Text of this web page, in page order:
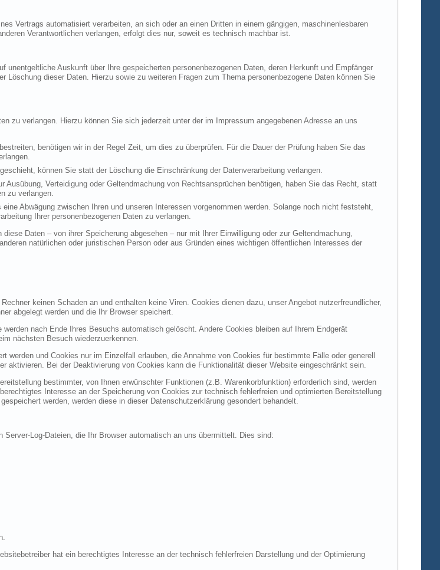
Vertrags automatisiert verarbeiten, an sich oder an einen Dritten in einem gängigen, maschinenlesbaren
Verantwortlichen verlangen, erfolgt dies nur, soweit es technisch machbar ist.
Auskunft über Ihre gespeicherten personenbezogenen Daten, deren Herkunft und Empfänger
dieser Daten. Hierzu sowie zu weiteren Fragen zum Thema personenbezogene Daten können Sie
zu verlangen. Hierzu können Sie sich jederzeit unter der im Impressum angegebenen Adresse an uns
benötigen wir in der Regel Zeit, um dies zu überprüfen. Für die Dauer der Prüfung haben Sie das
können Sie statt der Löschung die Einschränkung der Datenverarbeitung verlangen.
Verteidigung oder Geltendmachung von Rechtsansprüchen benötigen, haben Sie das Recht, statt
zu verlangen.
Abwägung zwischen Ihren und unseren Interessen vorgenommen werden. Solange noch nicht feststeht,
Ihrer personenbezogenen Daten zu verlangen.
Daten – von ihrer Speicherung abgesehen – nur mit Ihrer Einwilligung oder zur Geltendmachung,
natürlichen oder juristischen Person oder aus Gründen eines wichtigen öffentlichen Interesses der
keinen Schaden an und enthalten keine Viren. Cookies dienen dazu, unser Angebot nutzerfreundlicher,
abgelegt werden und die Ihr Browser speichert.
nach Ende Ihres Besuchs automatisch gelöscht. Andere Cookies bleiben auf Ihrem Endgerät
nächsten Besuch wiederzuerkennen.
und Cookies nur im Einzelfall erlauben, die Annahme von Cookies für bestimmte Fälle oder generell
Bei der Deaktivierung von Cookies kann die Funktionalität dieser Website eingeschränkt sein.
bestimmter, von Ihnen erwünschter Funktionen (z.B. Warenkorbfunktion) erforderlich sind, werden
Interesse an der Speicherung von Cookies zur technisch fehlerfreien und optimierten Bereitstellung
werden, werden diese in dieser Datenschutzerklärung gesondert behandelt.
Log-Dateien, die Ihr Browser automatisch an uns übermittelt. Dies sind:
hat ein berechtigtes Interesse an der technisch fehlerfreien Darstellung und der Optimierung